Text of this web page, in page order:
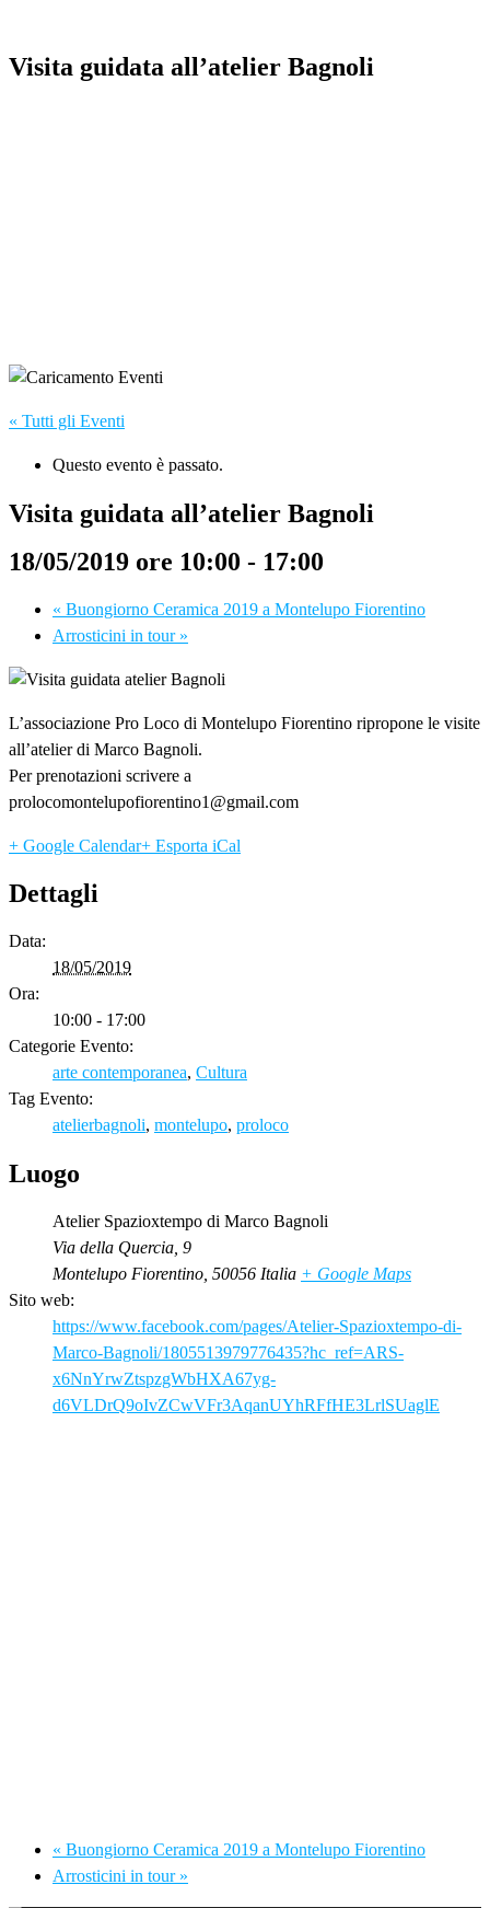
Visita guidata all’atelier Bagnoli
« Tutti gli Eventi
Questo evento è passato.
Visita guidata all’atelier Bagnoli
18/05/2019 ore 10:00 - 17:00
« Buongiorno Ceramica 2019 a Montelupo Fiorentino
Arrosticini in tour »
L’associazione Pro Loco di Montelupo Fiorentino ripropone le visite
all’atelier di Marco Bagnoli.
Per prenotazioni scrivere a
prolocomontelupofiorentino1@gmail.com
+ Google Calendar+ Esporta iCal
Dettagli
Data:
18/05/2019
Ora:
10:00 - 17:00
Categorie Evento:
arte contemporanea, Cultura
Tag Evento:
atelierbagnoli, montelupo, proloco
Luogo
Atelier Spazioxtempo di Marco Bagnoli
Via della Quercia, 9
Montelupo Fiorentino 50056 Italia + Google Maps
Sito web:
https://www.facebook.com/pages/Atelier-Spazioxtempo-di-
Marco-Bagnoli/1805513979776435?hc_ref=ARS-
x6NnYrwZtspzgWbHXA67yg-
d6VLDrQ9oIvZCwVFr3AqanUYhRFfHE3LrlSUaglE
« Buongiorno Ceramica 2019 a Montelupo Fiorentino
Arrosticini in tour »